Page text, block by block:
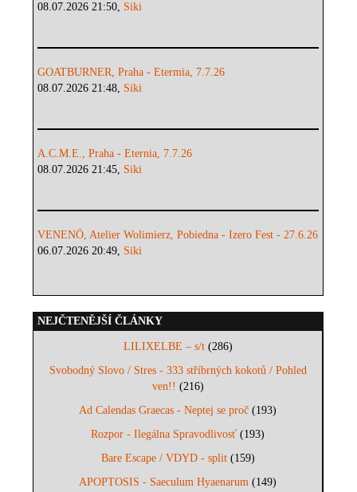
08.07.2026 21:50, Siki
GOATBURNER, Praha - Etermia, 7.7.26
08.07.2026 21:48, Siki
A.C.M.E., Praha - Eternia, 7.7.26
08.07.2026 21:45, Siki
VENENÖ, Atelier Wolimierz, Pobiedna - Izero Fest - 27.6.26
06.07.2026 20:49, Siki
NEJČTENĚJŠÍ ČLÁNKY
LILIXELBE – s/t(286)
Svobodný Slovo / Stres - 333 stříbrných kokotů / Pohled
ven!! (216)
Ad Calendas Graecas - Neptej se proč (193)
Rozpor - Ilegálna Spravodlivosť (193)
Bare Escape / VDYD - split(159)
APOPTOSIS - Saeculum Hyaenarum (149)